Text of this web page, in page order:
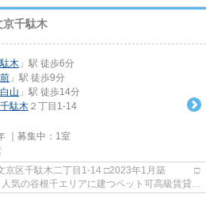
京千駄木
木 」駅 徒歩6分
」駅 徒歩9分
白山 」駅 徒歩14分
千駄木 ２丁目1-14
｜募集中： 1室